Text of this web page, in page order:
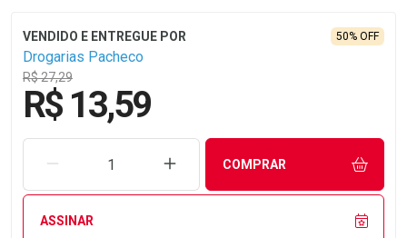
Drogarias Pacheco
R$ 27,29
50% OFF
R$ 13,59
REMOVER UMA UNIDADEAUMENTAR UMA UNIDADE
COMPRAR
ASSINAR